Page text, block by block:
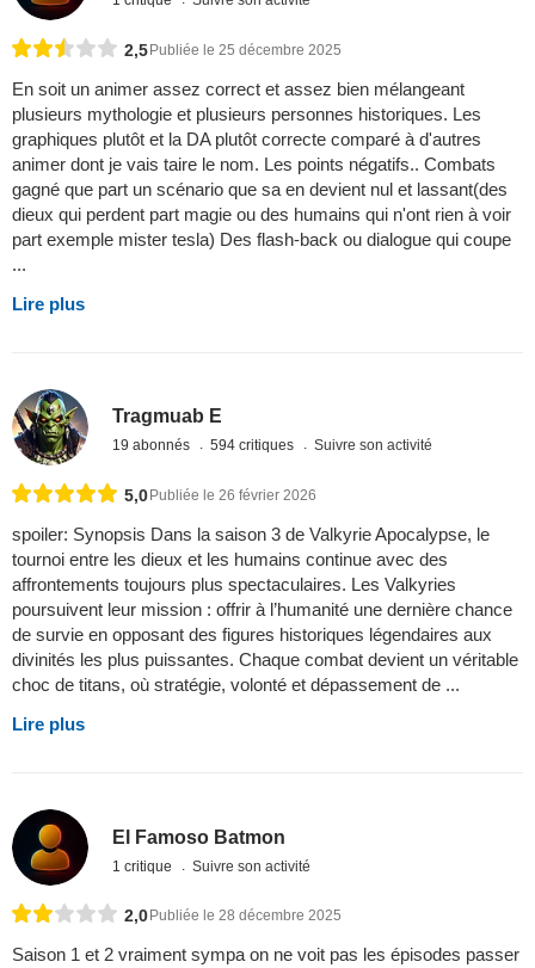
2,5Publiée le 25 décembre 2025
En soit un animer assez correct et assez bien mélangeant
plusieurs mythologie et plusieurs personnes historiques. Les
graphiques plutôt et la DA plutôt correcte comparé à d'autres
animer dont je vais taire le nom. Les points négatifs.. Combats
gagné que part un scénario que sa en devient nul et lassant(des
dieux qui perdent part magie ou des humains qui n'ont rien à voir
part exemple mister tesla) Des flash-back ou dialogue qui coupe
...
Lire plus
Tragmuab E
19 abonnés 594 critiques Suivre son activité
5,0 Publiée le 26 février 2026
spoiler: Synopsis Dans la saison 3 de Valkyrie Apocalypse, le
tournoi entre les dieux et les humains continue avec des
affrontements toujours plus spectaculaires. Les Valkyries
poursuivent leur mission : offrir à l’humanité une dernière chance
de survie en opposant des figures historiques légendaires aux
divinités les plus puissantes. Chaque combat devient un véritable
choc de titans, où stratégie, volonté et dépassement de ...
Lire plus
El Famoso Batmon
1 critique Suivre son activité
2,0 Publiée le 28 décembre 2025
Saison 1 et 2 vraiment sympa on ne voit pas les épisodes passer